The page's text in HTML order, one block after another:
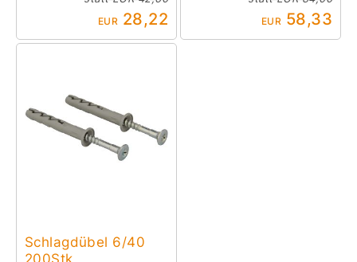
EUR 28,22 EUR 58,33
Schlagdübel 6/40
200Stk